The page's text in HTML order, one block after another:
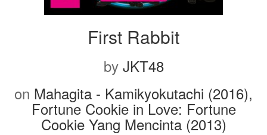
First Rabbit
by JKT48
on Mahagita - Kamikyokutachi (2016),
Fortune Cookie in Love: Fortune
Cookie Yang Mencinta (2013)